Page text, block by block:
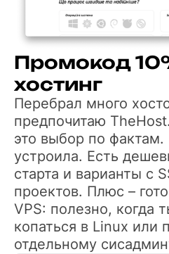
Промокод
хостинг
Перебрал много
предпочитаю
это выбор по
устроила. Есть
старта и варианты с
проектов. Плюс –
VPS: полезно, когда
копаться в Linux или
отдельному